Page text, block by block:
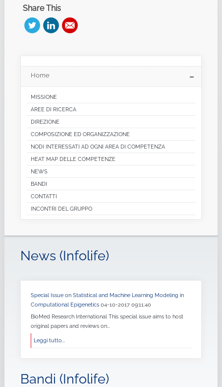
Share This
Home
MISSIONE
AREE DI RICERCA
DIREZIONE
COMPOSIZIONE ED ORGANIZZAZIONE
NODI INTERESSATI AD OGNI AREA DI COMPETENZA
HEAT MAP DELLE COMPETENZE
NEWS
BANDI
CONTATTI
INCONTRI DEL GRUPPO
News (Infolife)
Special Issue on Statistical and Machine Learning Modeling in
Computational Epigenetics 04-10-2017 09:11:40
BioMed Research International This special issue aims to host
original papers and reviews on...
Leggi tutto...
Bandi (Infolife)